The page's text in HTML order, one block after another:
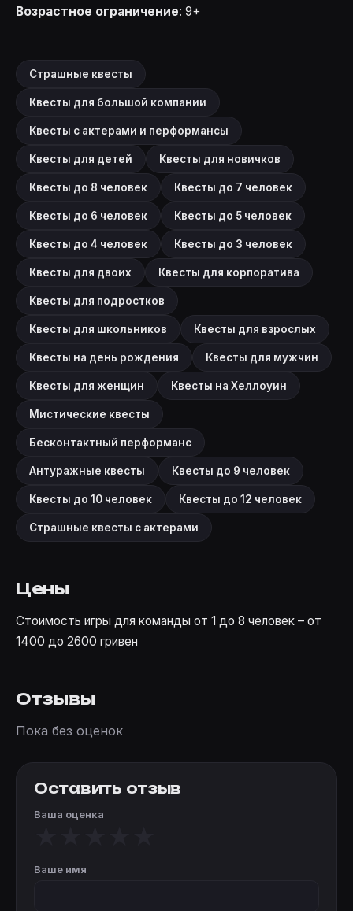
Возрастное ограничение: 9+
Страшные квесты
Квесты для большой компании
Квесты с актерами и перформансы
Квесты для детей Квесты для новичков
Квесты до 8 человек Квесты до 7 человек
Квесты до 6 человек Квесты до 5 человек
Квесты до 4 человек Квесты до 3 человек
Квесты для двоих Квесты для корпоратива
Квесты для подростков
Квесты для школьников Квесты для взрослых
Квесты на день рождения Квесты для мужчин
Квесты для женщин Квесты на Хеллоуин
Мистические квесты
Бесконтактный перформанс
Антуражные квесты Квесты до 9 человек
Квесты до 10 человек Квесты до 12 человек
Страшные квесты с актерами
Цены
Стоимость игры для команды от 1 до 8 человек – от
1400 до 2600 гривен
Отзывы
Пока без оценок
Оставить отзыв
Ваша оценка
Ваше имя